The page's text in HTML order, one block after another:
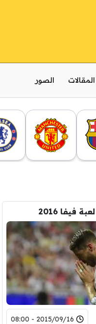
المقالات الصور
فيفا 2016
2015/09/16 - 08:00